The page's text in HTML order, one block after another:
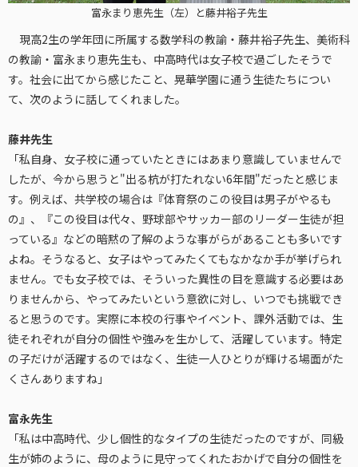
富永まり恵先生（左）と藤井裕子先生
現高2生の学年団に所属する数学科の教諭・藤井裕子先生、美術科
の教諭・富永まり恵先生も、中高時代は女子校で過ごしたそうで
す。社会に出てから感じたこと、晃華学園に通う生徒たちについ
て、次のように話してくれました。
藤井先生
「私自身、女子校に通っていたときにはあまり意識していませんで
したが、今から思うと"出る杭が打たれない6年間"だったと感じま
す。例えば、共学校の場合は『体育祭のこの役目は男子がやるも
の』、『この役目は代々、野球部やサッカー部のリーダー生徒が担
っている』などの暗黙の了解のような事がらがあることも多いです
よね。そうなると、女子はやってみたくてもなかなか手が挙げられ
ません。でも女子校では、そういった異性の目を意識する必要はあ
りませんから、やってみたいという意欲に対し、いつでも挑戦でき
ると思うのです。実際に本校の行事やイベント、課外活動では、生
徒それぞれが自分の個性や強みを生かして、活躍しています。特定
の子だけが活躍するのではなく、生徒一人ひとりが輝ける場面がた
くさんありますね」
富永先生
「私は中高時代、少し個性的なタイプの生徒だったのですが、同級
生が姉のように、母のように見守ってくれたおかげで自分の個性を